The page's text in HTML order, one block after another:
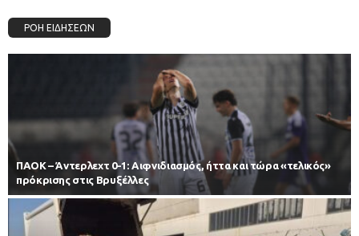
ΡΟΗ ΕΙΔΗΣΕΩΝ
ΠΑΟΚ – Άντερλεχτ 0-1: Αιφνιδιασμός, ήττα και τώρα «τελικός»
πρόκρισης στις Βρυξέλλες